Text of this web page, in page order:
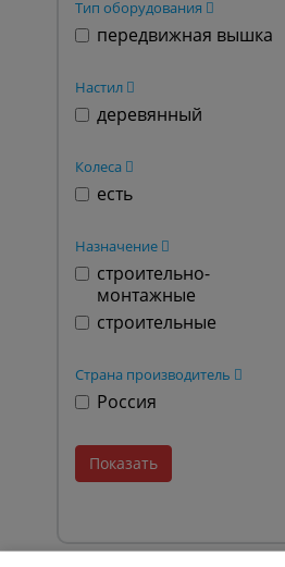
Тип оборудования
передвижная вышка
Настил
деревянный
Колеса
есть
Назначение
строительно-
монтажные
строительные
Страна производитель
Россия